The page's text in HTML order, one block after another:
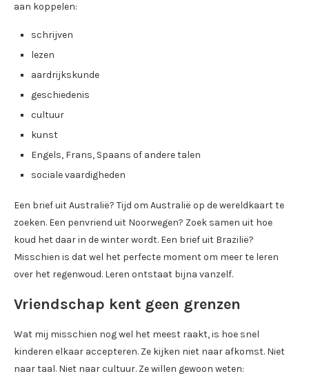
aan koppelen:
schrijven
lezen
aardrijkskunde
geschiedenis
cultuur
kunst
Engels, Frans, Spaans of andere talen
sociale vaardigheden
Een brief uit Australië? Tijd om Australië op de wereldkaart te
zoeken. Een penvriend uit Noorwegen? Zoek samen uit hoe
koud het daar in de winter wordt. Een brief uit Brazilië?
Misschien is dat wel het perfecte moment om meer te leren
over het regenwoud. Leren ontstaat bijna vanzelf.
Vriendschap kent geen grenzen
Wat mij misschien nog wel het meest raakt, is hoe snel
kinderen elkaar accepteren. Ze kijken niet naar afkomst. Niet
naar taal. Niet naar cultuur. Ze willen gewoon weten: